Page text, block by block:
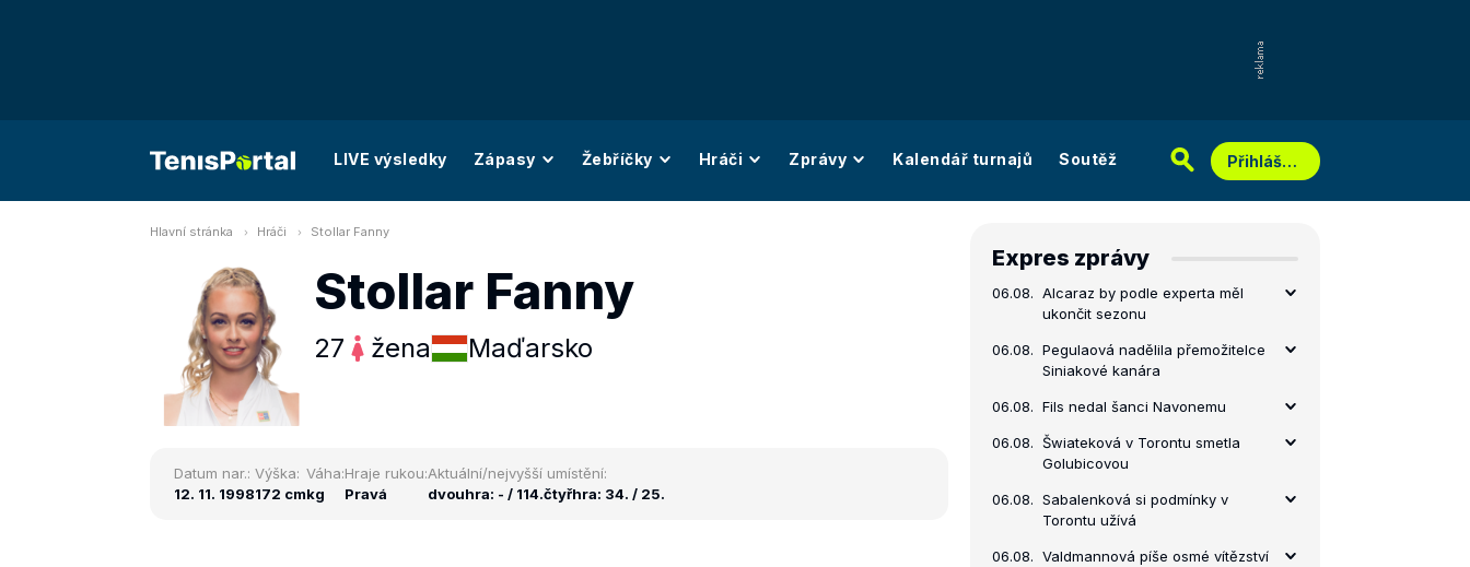
LIVE výsledky Zápasy Žebříčky Hráči Zprávy Kalendář turnajů Soutěž Přihlášení
Hlavní stránka Hráči Stollar Fanny
Stollar Fanny
27 žena Maďarsko
Datum nar.:
12. 11. 1998
Výška:
172 cm
Váha:
kg
Hraje rukou:
Pravá
Aktuální/nejvyšší umístění:
dvouhra: - / 114.čtyřhra: 34. / 25.
Expres zprávy
06.08. Alcaraz by podle experta měl
ukončit sezonu
06.08. Pegulaová nadělila přemožitelce
Siniakové kanára
06.08. Fils nedal šanci Navonemu
06.08. Šwiateková v Torontu smetla
Golubicovou
06.08. Sabalenková si podmínky v
Torontu užívá
06.08. Valdmannová píše osmé vítězství